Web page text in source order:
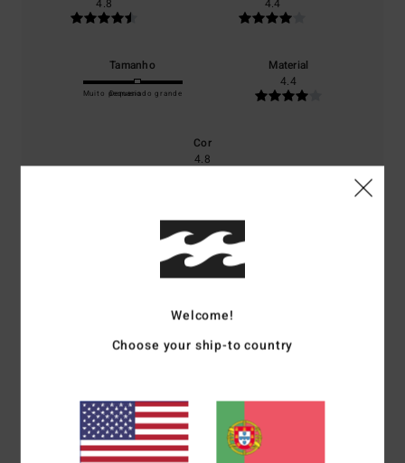
4.8 4.4
Tamanho
Muito pequeno
Demasiado grande
Material
4.4
Cor
4.8
5/5
17. Fevereiro 2026
Compra verificada
/5 Relação qualidade/preço : 5/5 Tamanho: Tamanho perfeito
/5 Cor: 5/5
Eu recomendo este produto
Welcome!
Choose your ship-to country